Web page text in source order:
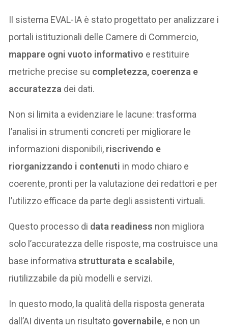
Il sistema EVAL-IA è stato progettato per analizzare i
portali istituzionali delle Camere di Commercio,
mappare ogni vuoto informativo e restituire
metriche precise su completezza, coerenza e
accuratezza dei dati.
Non si limita a evidenziare le lacune: trasforma
l’analisi in strumenti concreti per migliorare le
informazioni disponibili, riscrivendo e
riorganizzando i contenuti in modo chiaro e
coerente, pronti per la valutazione dei redattori e per
l’utilizzo efficace da parte degli assistenti virtuali.
Questo processo di data readiness non migliora
solo l’accuratezza delle risposte, ma costruisce una
base informativastrutturata e scalabile,
riutilizzabile da più modelli e servizi.
In questo modo, la qualità della risposta generata
dall’AI diventa un risultato governabile, e non un